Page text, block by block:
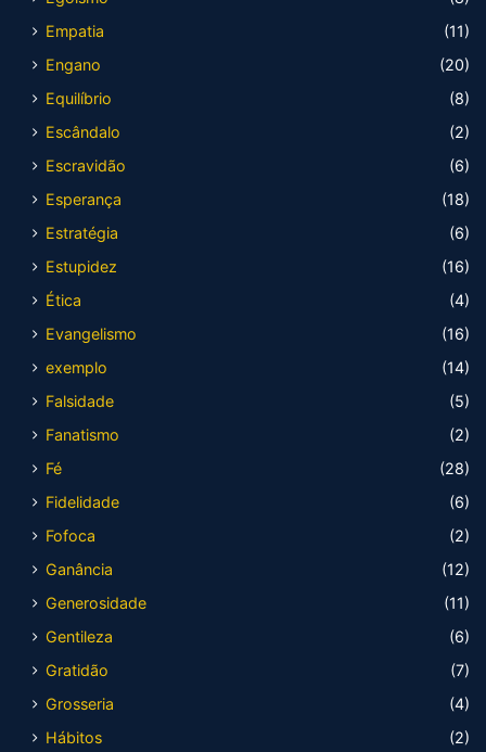
Empatia
(11)
Engano
(20)
Equilíbrio
(8)
Escândalo
(2)
Escravidão
(6)
Esperança
(18)
Estratégia
(6)
Estupidez
(16)
Ética
(4)
Evangelismo
(16)
exemplo
(14)
Falsidade
(5)
Fanatismo
(2)
Fé
(28)
Fidelidade
(6)
Fofoca
(2)
Ganância
(12)
Generosidade
(11)
Gentileza
(6)
Gratidão
(7)
Grosseria
(4)
Hábitos
(2)